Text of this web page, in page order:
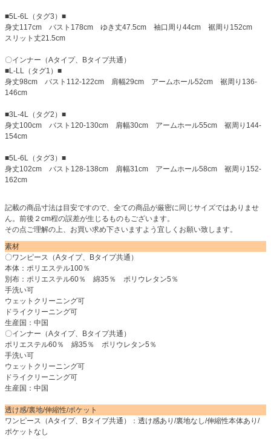
■5L-6L（タグ3）■
身丈117cm バスト178cm ゆき丈47.5cm 袖口周り44cm 裾周り152cm
スリット丈21.5cm
〇インナー（Aタイプ、Bタイプ共通）
■L-LL（タグ1）■
身丈98cm バスト112-122cm 肩幅29cm アームホール52cm 裾周り136-
146cm
■3L-4L（タグ2）■
身丈100cm バスト120-130cm 肩幅30cm アームホール55cm 裾周り144-
154cm
■5L-6L（タグ3）■
身丈102cm バスト128-138cm 肩幅31cm アームホール58cm 裾周り152-
162cm
記載の商品寸法は目安ですので、全ての商品が厳密に同じサイズではありませ
ん。前後２cm程の誤差が生じるものもございます。
その点ご理解の上、お買い求め下さいますよう宜しくお願い致します。
素材
〇ワンピース（Aタイプ、Bタイプ共通）
本体：ポリエステル100％
別布：ポリエステル60％ 綿35％ ポリウレタン5％
手洗い可
ウェットクリーニング可
ドライクリーニング可
生産国：中国
〇インナー（Aタイプ、Bタイプ共通）
ポリエステル60％ 綿35％ ポリウレタン5％
手洗い可
ウェットクリーニング可
ドライクリーニング可
生産国：中国
透け感/裏地/伸縮性/ポケット
ワンピース（Aタイプ、Bタイプ共通）：透け感あり/裏地なし/伸縮性本体あり/
ポケットなし